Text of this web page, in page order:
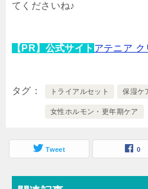
てくださいね♪
【PR】公式サイト アテニア
タグ トライアルセット 保湿ケ
女性ホルモン・更年期ケア
Tweet 0